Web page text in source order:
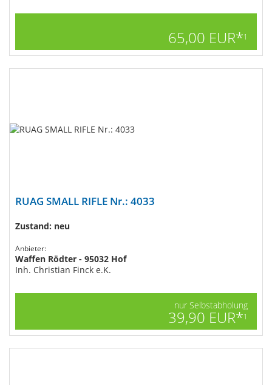
65,00 EUR*1
RUAG SMALL RIFLE Nr.: 4033
Zustand: neu
Anbieter:
Waffen Rödter - 95032 Hof
Inh. Christian Finck e.K.
nur Selbstabholung
39,90 EUR*1